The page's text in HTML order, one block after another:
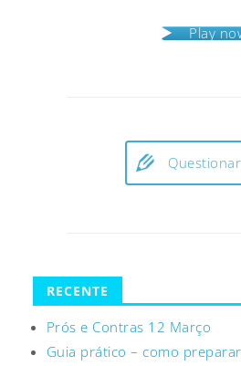
Play
RECENTE
Prós e Contras 12 Março
Guia prático – como